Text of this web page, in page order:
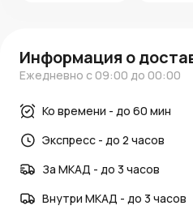
Информация о
Ежедневно с 09:00 до 00:00
Ко времени - до 60 мин
Экспресс - до 2 часов
За МКАД - до 3 часов
Внутри МКАД - до 3 часов